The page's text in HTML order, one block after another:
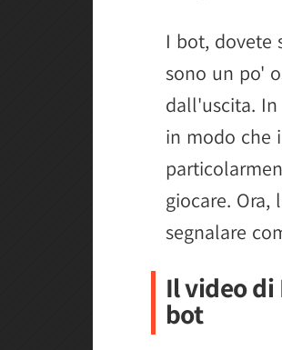
I bot, dovete
sono un po'
dall'uscita.
in modo che
giocare. Ora,
segnalare
Il video
bot